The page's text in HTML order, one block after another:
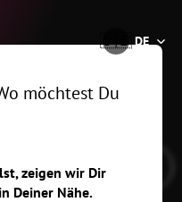
🇩🇪DE
möchtest Du
zeigen wir Dir
Deiner Nähe.